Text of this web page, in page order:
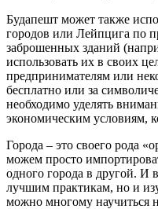
Будапешт может также
городов или Лейпцига по
заброшенных зданий
использовать их в своих
предпринимателям или
бесплатно или за
необходимо уделять
экономическим условиям,
Города – это своего рода
можем просто
одного города в другой. И
лучшим практикам, но и
можно многому научиться